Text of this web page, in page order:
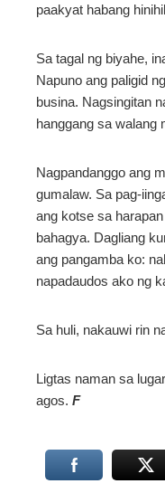
paakyat habang
Sa tagal ng biyahe,
Napuno ang paligid
busina. Nagsingitan
hanggang sa walang
Nagpandanggo ang
gumalaw. Sa pag-
ang kotse sa
bahagya. Dagliang
ang pangamba ko:
napadaudos ako ng
Sa huli, nakauwi rin
Ligtas naman sa
agos. F